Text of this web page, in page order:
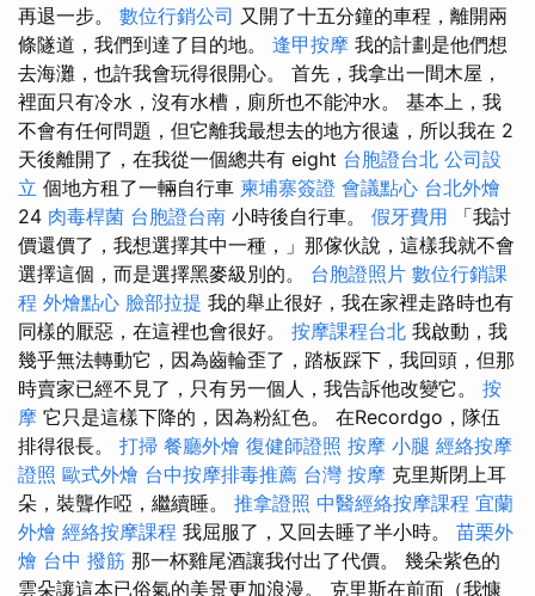
再退一步。 數位行銷公司 又開了十五分鐘的車程，離開兩
條隧道，我們到達了目的地。 逢甲按摩 我的計劃是他們想
去海灘，也許我會玩得很開心。 首先，我拿出一間木屋，
裡面只有冷水，沒有水槽，廁所也不能沖水。 基本上，我
不會有任何問題，但它離我最想去的地方很遠，所以我在 2
天後離開了，在我從一個總共有 eight 台胞證台北 公司設
立 個地方租了一輛自行車 柬埔寨簽證 會議點心 台北外燴
24 肉毒桿菌 台胞證台南 小時後自行車。 假牙費用 「我討
價還價了，我想選擇其中一種，」那傢伙說，這樣我就不會
選擇這個，而是選擇黑麥級別的。 台胞證照片 數位行銷課
程 外燴點心 臉部拉提 我的舉止很好，我在家裡走路時也有
同樣的厭惡，在這裡也會很好。 按摩課程台北 我啟動，我
幾乎無法轉動它，因為齒輪歪了，踏板踩下，我回頭，但那
時賣家已經不見了，只有另一個人，我告訴他改變它。 按
摩 它只是這樣下降的，因為粉紅色。 在Recordgo，隊伍
排得很長。 打掃 餐廳外燴 復健師證照 按摩 小腿 經絡按摩
證照 歐式外燴 台中按摩排毒推薦 台灣 按摩 克里斯閉上耳
朵，裝聾作啞，繼續睡。 推拿證照 中醫經絡按摩課程 宜蘭
外燴 經絡按摩課程 我屈服了，又回去睡了半小時。 苗栗外
燴 台中 撥筋 那一杯雞尾酒讓我付出了代價。 幾朵紫色的
雲朵讓這本已俗氣的美景更加浪漫。 克里斯在前面（我慷